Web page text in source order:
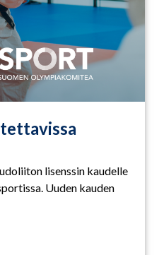
lisenssin kaudelle
Uuden kauden